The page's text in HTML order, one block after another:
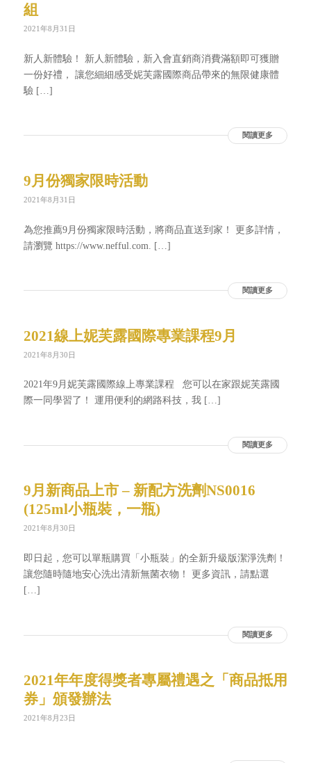
組
2021年8月31日
新人新體驗！ 新人新體驗，新入會直銷商消費滿額即可獲贈
一份好禮， 讓您細細感受妮芙露國際商品帶來的無限健康體
驗 […]
閱讀更多
9月份獨家限時活動
2021年8月31日
為您推薦9月份獨家限時活動，將商品直送到家！ 更多詳情，
請瀏覽 https://www.nefful.com. […]
閱讀更多
2021線上妮芙露國際專業課程9月
2021年8月30日
2021年9月妮芙露國際線上專業課程 您可以在家跟妮芙露國
際一同學習了！ 運用便利的網路科技，我 […]
閱讀更多
9月新商品上市 – 新配方洗劑NS0016
(125ml小瓶裝，一瓶)
2021年8月30日
即日起，您可以單瓶購買「小瓶裝」的全新升級版潔淨洗劑！
讓您隨時隨地安心洗出清新無菌衣物！ 更多資訊，請點選
[…]
閱讀更多
2021年年度得獎者專屬禮遇之「商品抵用
券」頒發辦法
2021年8月23日